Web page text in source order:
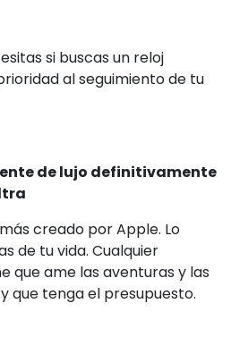
si buscas un reloj
al seguimiento de tu
de lujo definitivamente
creado por Apple. Lo
de tu vida. Cualquier
que ame las aventuras y las
que tenga el presupuesto.